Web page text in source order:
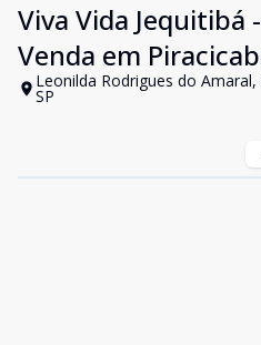
Viva Vida
Venda em
Leonilda Rodrigues do
SP